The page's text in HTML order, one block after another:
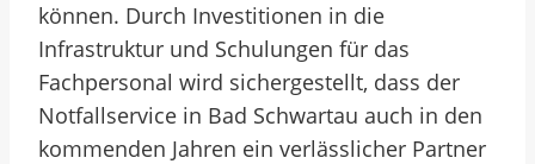
können. Durch Investitionen in die
Infrastruktur und Schulungen für das
Fachpersonal wird sichergestellt, dass der
Notfallservice in Bad Schwartau auch in den
kommenden Jahren ein verlässlicher Partner